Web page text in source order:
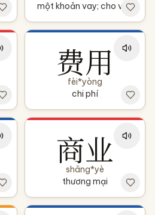
một khoản vay; cho vay
费用
fèi*yòng
chi phí
商业
shāng*yè
thương mại